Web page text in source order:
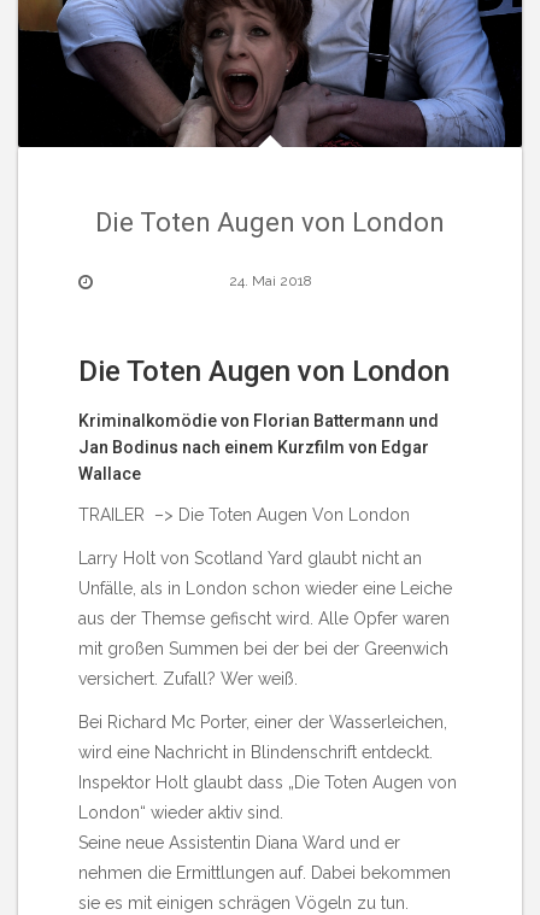
Die Toten Augen von London
24. Mai 2018
Die Toten Augen von London
Kriminalkomödie von Florian Battermann und
Jan Bodinus nach einem Kurzfilm von Edgar
Wallace
TRAILER –> Die Toten Augen Von London
Larry Holt von Scotland Yard glaubt nicht an
Unfälle, als in London schon wieder eine Leiche
aus der Themse gefischt wird. Alle Opfer waren
mit großen Summen bei der bei der Greenwich
versichert. Zufall? Wer weiß.
Bei Richard Mc Porter, einer der Wasserleichen,
wird eine Nachricht in Blindenschrift entdeckt.
Inspektor Holt glaubt dass „Die Toten Augen von
London“ wieder aktiv sind.
Seine neue Assistentin Diana Ward und er
nehmen die Ermittlungen auf. Dabei bekommen
sie es mit einigen schrägen Vögeln zu tun.